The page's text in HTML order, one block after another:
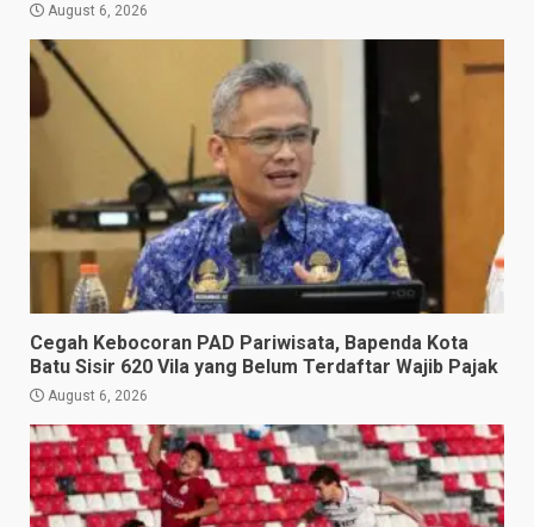
August 6, 2026
Cegah Kebocoran PAD Pariwisata, Bapenda Kota
Batu Sisir 620 Vila yang Belum Terdaftar Wajib Pajak
August 6, 2026